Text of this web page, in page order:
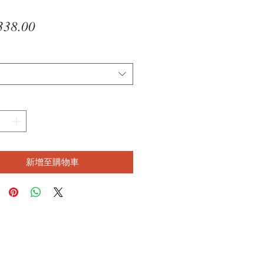
價
新增至購物車